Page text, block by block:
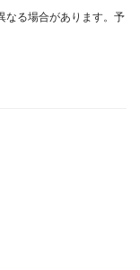
なる場合があります。予